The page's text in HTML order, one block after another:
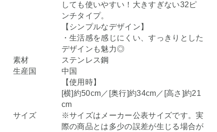
しても使いやすい！大きすぎない32ピ
ンチタイプ。
【シンプルなデザイン】
・生活感を感じにくい、すっきりとした
デザインも魅力◎
素材
ステンレス鋼
生産国
中国
サイズ
【使用時】
[横]約50cm／[奥行]約34cm／[高さ]約21
cm
※サイズはメーカー公表サイズです。実
際の商品とは多少の誤差が生じる場合が